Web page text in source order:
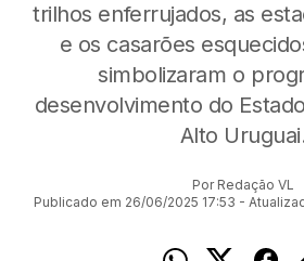
trilhos enferrujados, as
e os casarões
simbolizaram o
desenvolvimento do
Alto
Por Redação VL
Publicado em 26/06/2025 17:53 -